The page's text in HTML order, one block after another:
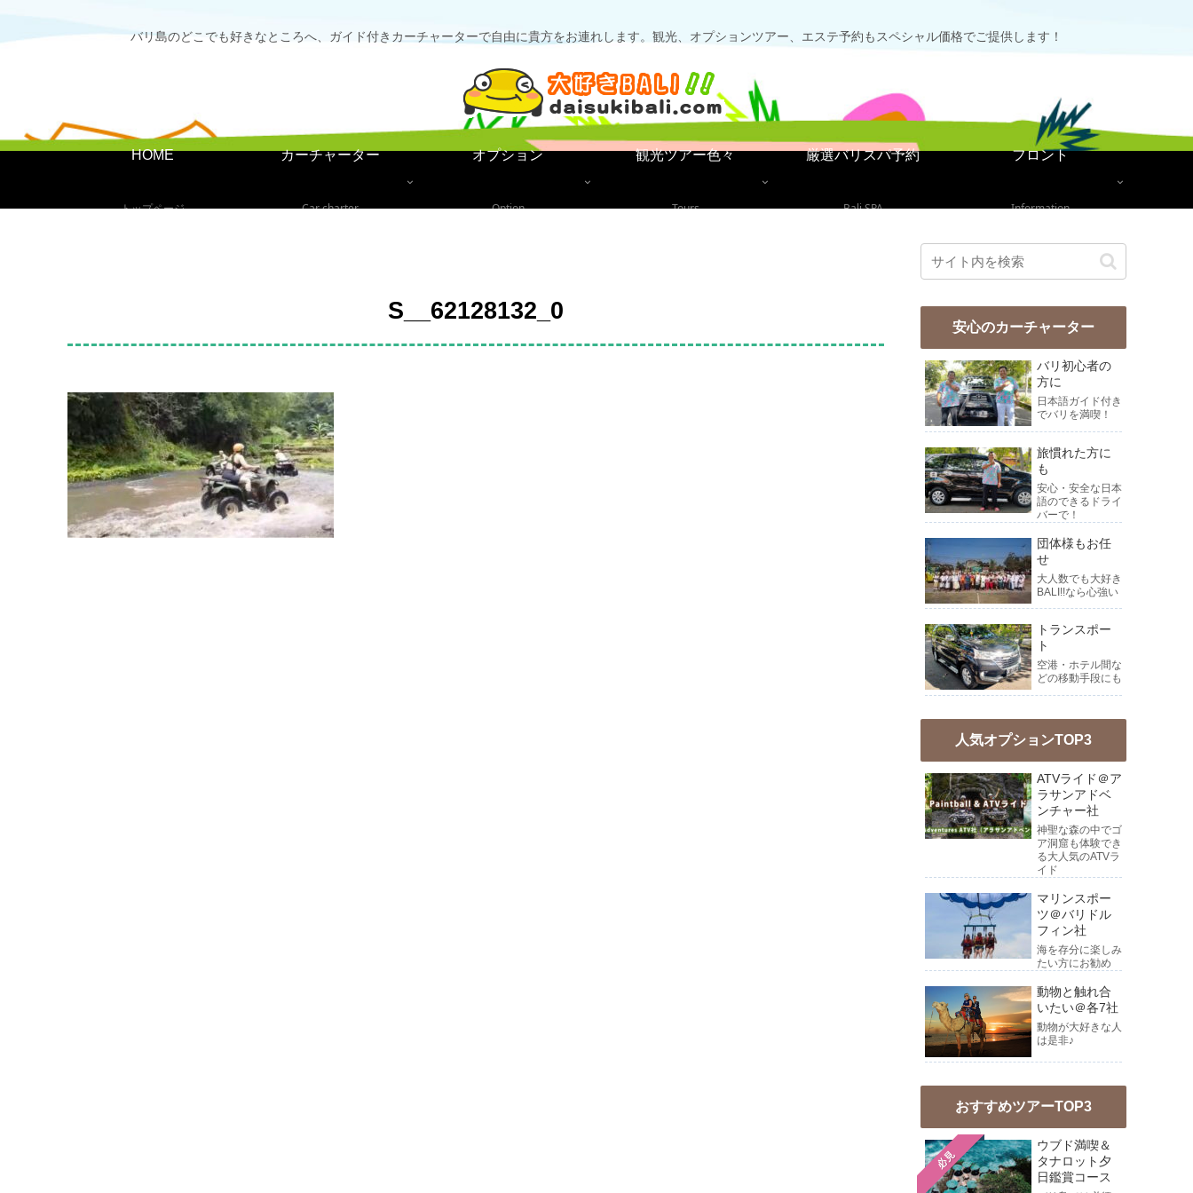
バリ島のどこでも好きなところへ、ガイド付きカーチャーターで自由に貴方をお連れします。観光、オプションツアー、エステ予約もスペシャル価格でご提供します！
HOME
トップページ
カーチャーター
Car charter
オプション
Option
観光ツアー色々
Tours
厳選バリスパ予約
Bali SPA
フロント
Information
S__62128132_0
安心のカーチャーター
バリ初心者の
方に
日本語ガイド付き
でバリを満喫！
旅慣れた方に
も
安心・安全な日本
語のできるドライ
バーで！
団体様もお任
せ
大人数でも大好き
BALI!!なら心強い
トランスポー
ト
空港・ホテル間な
どの移動手段にも
人気オプションTOP3
ATVライド＠ア
ラサンアドベ
ンチャー社
神聖な森の中でゴ
ア洞窟も体験でき
る大人気のATVラ
イド
マリンスポー
ツ＠バリドル
フィン社
海を存分に楽しみ
たい方にお勧め
動物と触れ合
いたい＠各7社
動物が大好きな人
は是非♪
おすすめツアーTOP3
必見
ウブド満喫＆
タナロット夕
日鑑賞コース